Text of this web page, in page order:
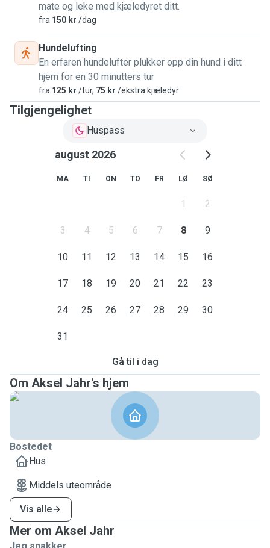
mate og leke med kjæledyret ditt.
fra 150 kr /dag
Hundelufting
En erfaren hundelufter plukker opp din hund i ditt
hjem for en 30 minutters tur
fra 125 kr /tur, 75 kr /ekstra kjæledyr
Tilgjengelighet
Huspass
august 2026
MA TI ON TO FR LØ SØ
1 2
3 4 5 6 7 8 9
10 11 12 13 14 15 16
17 18 19 20 21 22 23
24 25 26 27 28 29 30
31
Gå til i dag
Om Aksel Jahr's hjem
Bostedet
Hus
Middels uteområde
Vis alle
Mer om Aksel Jahr